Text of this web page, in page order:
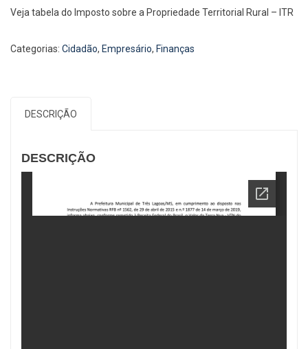
Veja tabela do Imposto sobre a Propriedade Territorial Rural – ITR
Categorias: Cidadão, Empresário, Finanças
DESCRIÇÃO
DESCRIÇÃO